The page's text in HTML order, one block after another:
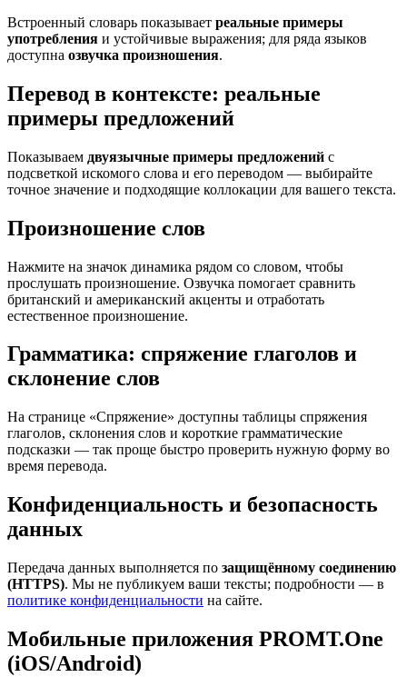
Встроенный словарь показывает реальные примеры
употребления и устойчивые выражения; для ряда языков
доступна озвучка произношения.
Перевод в контексте: реальные
примеры предложений
Показываем двуязычные примеры предложений с
подсветкой искомого слова и его переводом — выбирайте
точное значение и подходящие коллокации для вашего текста.
Произношение слов
Нажмите на значок динамика рядом со словом, чтобы
прослушать произношение. Озвучка помогает сравнить
британский и американский акценты и отработать
естественное произношение.
Грамматика: спряжение глаголов и
склонение слов
На странице «Спряжение» доступны таблицы спряжения
глаголов, склонения слов и короткие грамматические
подсказки — так проще быстро проверить нужную форму во
время перевода.
Конфиденциальность и безопасность
данных
Передача данных выполняется по защищённому соединению
(HTTPS). Мы не публикуем ваши тексты; подробности — в
политике конфиденциальности на сайте.
Мобильные приложения PROMT.One
(iOS/Android)